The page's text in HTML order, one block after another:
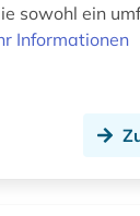
sowohl ein
Informationen